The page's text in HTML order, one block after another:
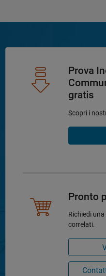
Prova
gratis
Scopri i
Pronto
Richiedi
correlati.